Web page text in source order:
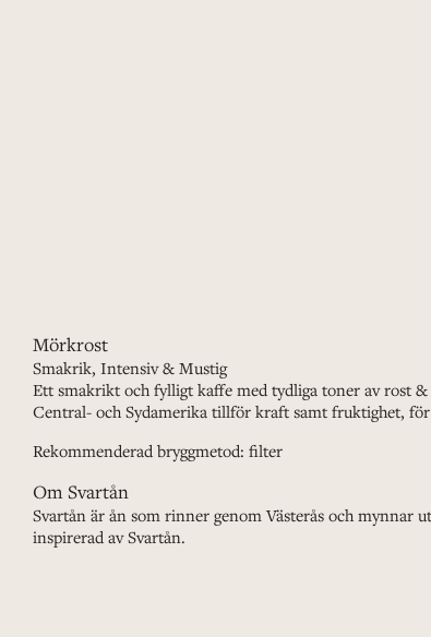
Mörkrost
Smakrik, Intensiv & Mustig
Ett smakrikt och fylligt kaffe med tydliga toner av rost
Central- och Sydamerika tillför kraft samt fruktighet,
Rekommenderad bryggmetod: filter
Om Svartån
Svartån är ån som rinner genom Västerås och mynnar
inspirerad av Svartån.